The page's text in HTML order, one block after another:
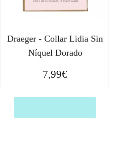
Draeger - Collar Lidia Sin
Níquel Dorado
7,99€